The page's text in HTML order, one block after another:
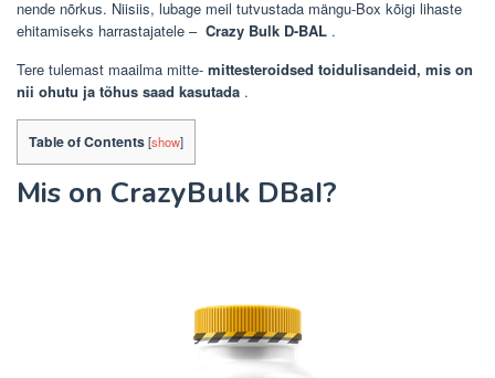
nende nõrkus. Niisiis, lubage meil tutvustada mängu-Box kõigi lihaste
ehitamiseks harrastajatele – Crazy Bulk D-BAL .
Tere tulemast maailma mitte- mittesteroidsed toidulisandeid, mis on
nii ohutu ja tõhus saad kasutada .
Table of Contents[show]
Mis on CrazyBulk DBaI?